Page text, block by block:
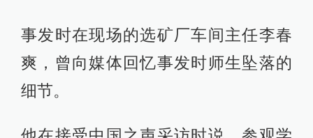
事发时在现场的选矿厂车间主任李春
爽，曾向媒体回忆事发时师生坠落的
细节。